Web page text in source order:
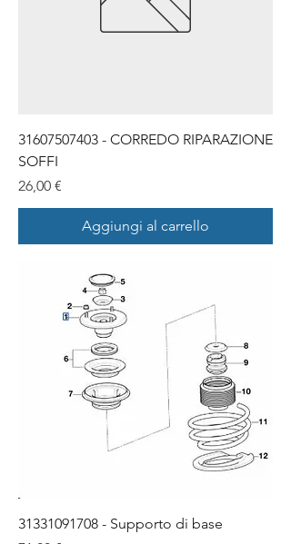
31607507403 - CORREDO RIPARAZIONE
SOFFI
Prezzo
26,00 €
Aggiungi al carrello
31331091708 - Supporto di base